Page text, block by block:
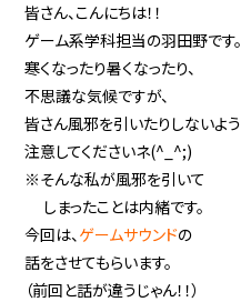
皆さん、こんにちは！！
ゲーム系学科担当の羽田野です。
寒くなったり暑くなったり、
不思議な気候ですが、
皆さん風邪を引いたりしないよう
注意してくださいネ(^_^;)
※そんな私が風邪を引いて
しまったことは内緒です。
今回は、ゲームサウンドの
話をさせてもらいます。
（前回と話が違うじゃん！！）